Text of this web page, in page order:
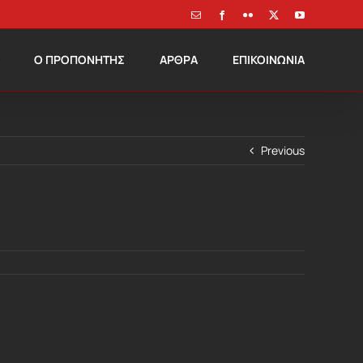
Email FacebookFlickr YouTube
Ο ΠΡΟΠΟΝΗΤΗΣ ΑΡΘΡΑ ΕΠΙΚΟΙΝΩΝΙΑ
Previous